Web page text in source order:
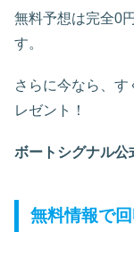
無料予想は完全0
す。
さらに今なら、す
レゼント！
ボートシグナル公
無料情報で